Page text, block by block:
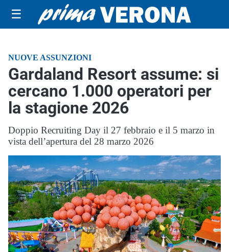
☰
NUOVE ASSUNZIONI
Gardaland Resort assume: si
cercano 1.000 operatori per
la stagione 2026
Doppio Recruiting Day il 27 febbraio e il 5 marzo in
vista dell’apertura del 28 marzo 2026